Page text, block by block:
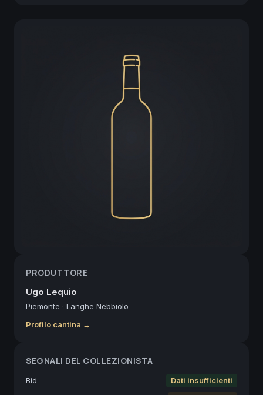
PRODUTTORE
Ugo Lequio
Piemonte · Langhe Nebbiolo
Profilo cantina →
SEGNALI DEL COLLEZIONISTA
Bid
Dati insufficienti